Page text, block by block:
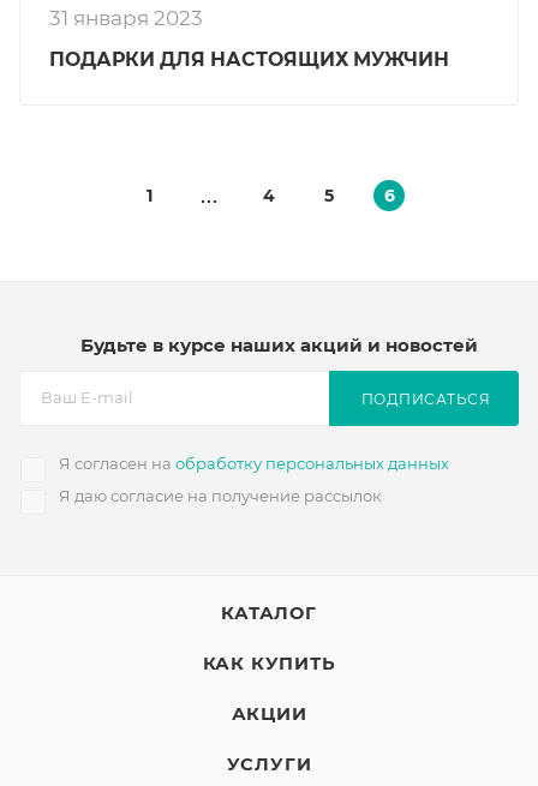
31 января 2023
ПОДАРКИ ДЛЯ НАСТОЯЩИХ МУЖЧИН
1 4 5 6
Будьте в курсе наших акций и новостей
Я согласен на обработку персональных данных
Я даю согласие на получение рассылок
ПОДПИСАТЬСЯ
КАТАЛОГ
КАК КУПИТЬ
АКЦИИ
УСЛУГИ